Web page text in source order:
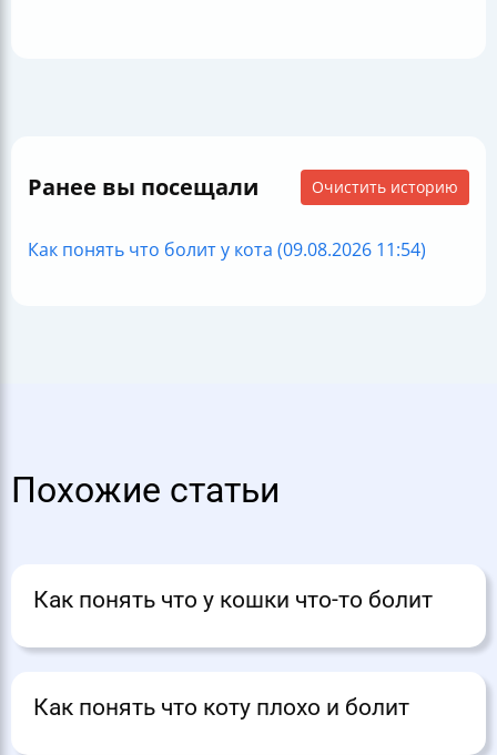
Ранее вы посещали Очистить историю
Как понять что болит у кота (09.08.2026 11:54)
Похожие статьи
Как понять что у кошки что-то болит
Как понять что коту плохо и болит